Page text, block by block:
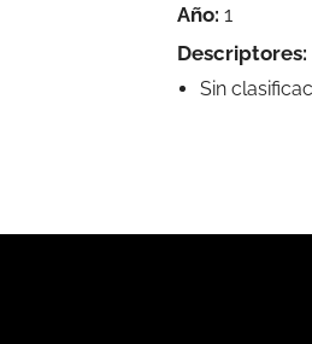
Año: 1
Descriptores:
Sin